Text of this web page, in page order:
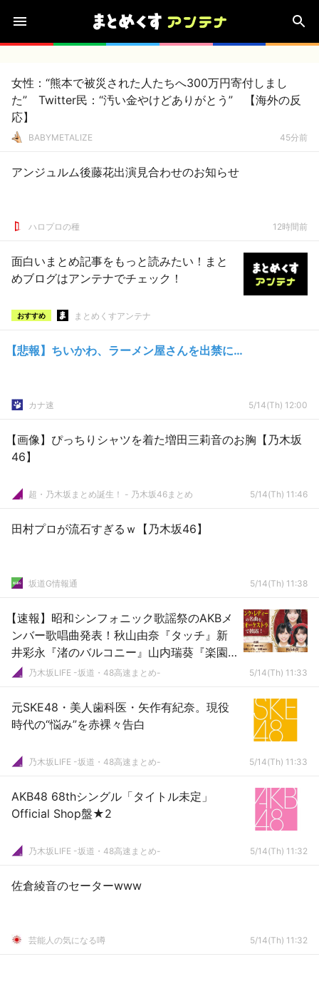
女性：“熊本で被災された人たちへ300万円寄付しまし
た” Twitter民：“汚い金やけどありがとう” 【海外の反
応】
BABYMETALIZE 45分前
アンジュルム後藤花出演見合わせのお知らせ
ハロプロの種 12時間前
面白いまとめ記事をもっと読みたい！まと
めブログはアンテナでチェック！
おすすめ まとめくすアンテナ
【悲報】ちいかわ、ラーメン屋さんを出禁に…
カナ速 5/14(Th) 12:00
【画像】ぴっちりシャツを着た増田三莉音のお胸【乃木坂
46】
超・乃木坂まとめ誕生！ - 乃木坂46まとめ 5/14(Th) 11:46
田村プロが流石すぎるｗ【乃木坂46】
坂道G情報通 5/14(Th) 11:38
【速報】昭和シンフォニック歌謡祭のAKBメ
ンバー歌唱曲発表！秋山由奈『タッチ』新
井彩永『渚のバルコニー』山内瑞葵『楽園
天国』乃木坂LIFE -坂道・48高速まとめ- 5/14(Th) 11:33
元SKE48・美人歯科医・矢作有紀奈。現役
時代の“悩み”を赤裸々告白
乃木坂LIFE -坂道・48高速まとめ- 5/14(Th) 11:33
AKB48 68thシングル「タイトル未定」
Official Shop盤★2
乃木坂LIFE -坂道・48高速まとめ- 5/14(Th) 11:32
佐倉綾音のセーターwww
芸能人の気になる噂 5/14(Th) 11:32